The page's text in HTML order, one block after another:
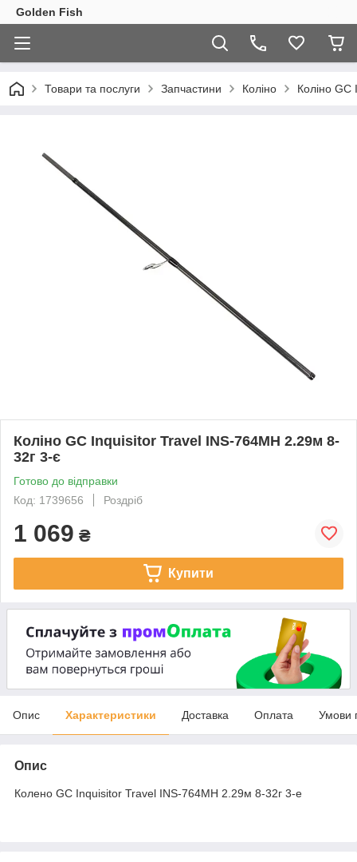
Golden Fish
Товари та послуги Запчастини Коліно Коліно
Коліно GC Inquisitor Travel INS-764MH 2.29м 8-
32г 3-є
Готово до відправки
Код: 1739656
Роздріб
1 069 ₴
Купити
Опис Характеристики Доставка Оплата Умови
Опис
Колено GC Inquisitor Travel INS-764MH 2.29м 8-32г 3-е